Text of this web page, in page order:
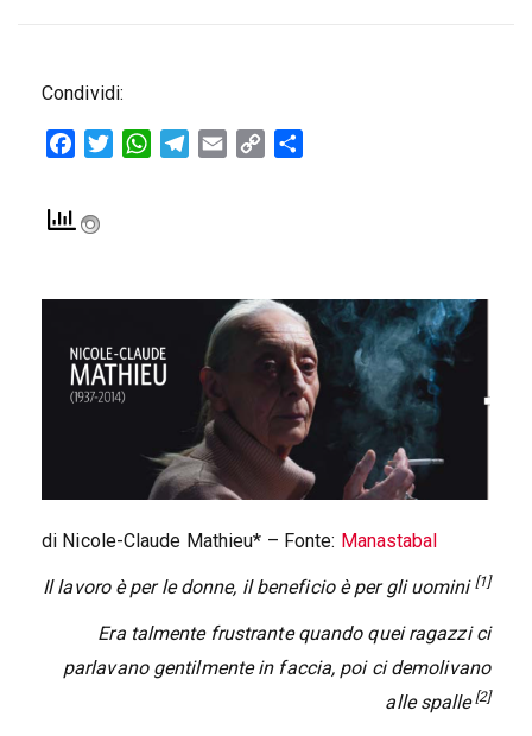
Condividi:
FacebookTwitterWhatsAppTelegram
Email
Copy
di Nicole-Claude Mathieu* – Fonte: Manastabal
Il lavoro è per le donne, il beneficio è per gli uomini [1]
Era talmente frustrante quando quei ragazzi ci
parlavano gentilmente in faccia, poi ci demolivano
alle spalle[2]